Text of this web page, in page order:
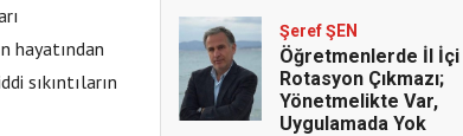
hayatından
sıkıntıların
Şeref ŞEN
Öğretmenlerde İl İçi
Rotasyon Çıkmazı;
Yönetmelikte Var,
Uygulamada Yok